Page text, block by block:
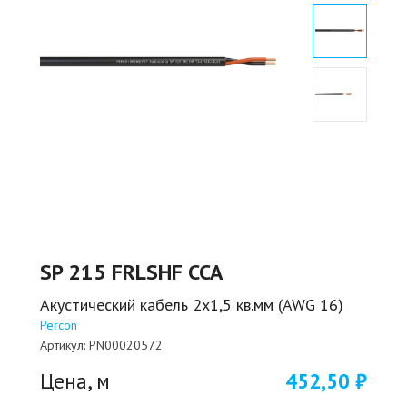
SP 215 FRLSHF CCA
Акустический кабель 2х1,5 кв.мм (AWG 16)
Percon
Артикул: PN00020572
Цена, м 452,50 ₽